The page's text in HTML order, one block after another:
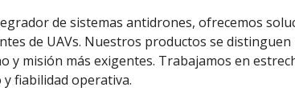
de sistemas antidrones, ofrecemos
de UAVs. Nuestros productos se
y misión más exigentes. Trabajamos en
fiabilidad operativa.